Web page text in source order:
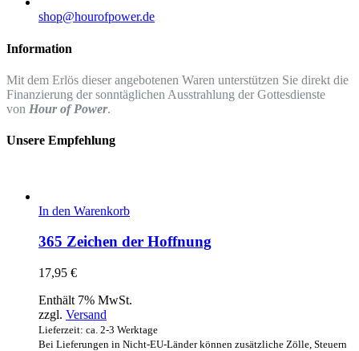
shop@hourofpower.de
Information
Mit dem Erlös dieser angebotenen Waren unterstützen Sie direkt die
Finanzierung der sonntäglichen Ausstrahlung der Gottesdienste
von Hour of Power.
Unsere Empfehlung
In den Warenkorb
365 Zeichen der Hoffnung
17,95 €
Enthält 7% MwSt.
zzgl. Versand
Lieferzeit: ca. 2-3 Werktage
Bei Lieferungen in Nicht-EU-Länder können zusätzliche Zölle, Steuern